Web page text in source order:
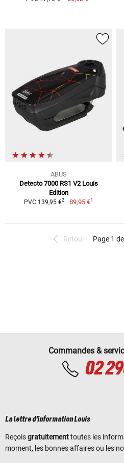
ABUS
Detecto 7000 RS1 V2 Louis
Edition
PVC 139,95 €2 89,95 €1
Retour Page 1
Commandes &
02
La lettre d'information Louis
Reçoisgratuitementtoutes les
moment, les bonnes affaires ou les